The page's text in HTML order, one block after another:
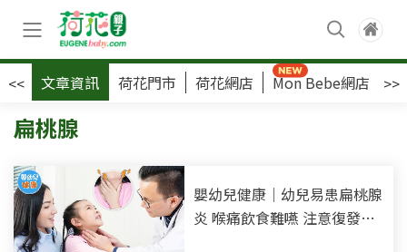
<< 文章資訊 荷花門市 荷花網店 Mon Bebe網店 >>
扁桃腺
嬰幼兒健康｜幼兒易患扁桃腺
炎 喉痛飲食難嚥 注意復發次